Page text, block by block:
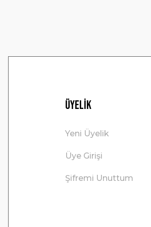
Üyelik
Yeni Üyelik
Üye Girişi
Şifremi Unuttum